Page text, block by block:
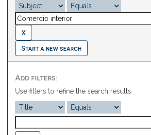
Start a new search
Add filters:
Use filters to refine the search results.